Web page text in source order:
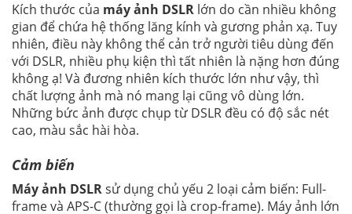
Kích thước của máy ảnh DSLR lớn do cần nhiều không
gian để chứa hệ thống lăng kính và gương phản xạ. Tuy
nhiên, điều này không thể cản trở người tiêu dùng đến
với DSLR, nhiều phụ kiện thì tất nhiên là nặng hơn đúng
không ạ! Và đương nhiên kích thước lớn như vậy, thì
chất lượng ảnh mà nó mang lại cũng vô dùng lớn.
Những bức ảnh được chụp từ DSLR đều có độ sắc nét
cao, màu sắc hài hòa.
Cảm biến
Máy ảnh DSLRsử dụng chủ yếu 2 loại cảm biến: Full-
frame và APS-C (thường gọi là crop-frame). Máy ảnh lớn